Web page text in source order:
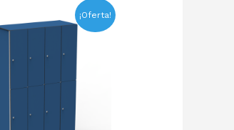
¡Oferta!
precio
original
1.172,33€.
El
precio
actual
es:
879,23€.